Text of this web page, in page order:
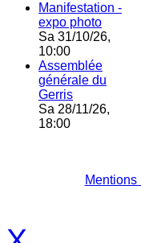
Manifestation -
expo photo
Sa 31/10/26,
10:00
Assemblée
générale du
Gerris
Sa 28/11/26,
18:00
Mentions